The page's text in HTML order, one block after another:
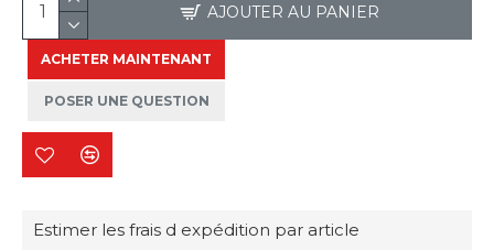
AJOUTER AU PANIER
ACHETER MAINTENANT
POSER UNE QUESTION
Estimer les frais d expédition par article